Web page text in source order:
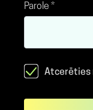
Parole *
Atcerēties